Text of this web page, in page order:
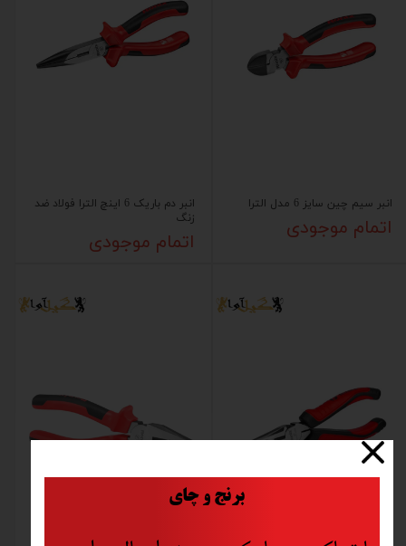
انبر سیم چین سایز 6 مدل الترا
اتمام موجودی
انبر دم باریک 6 اینچ الترا فولاد ضد
زنگ
اتمام موجودی
برنج و چای